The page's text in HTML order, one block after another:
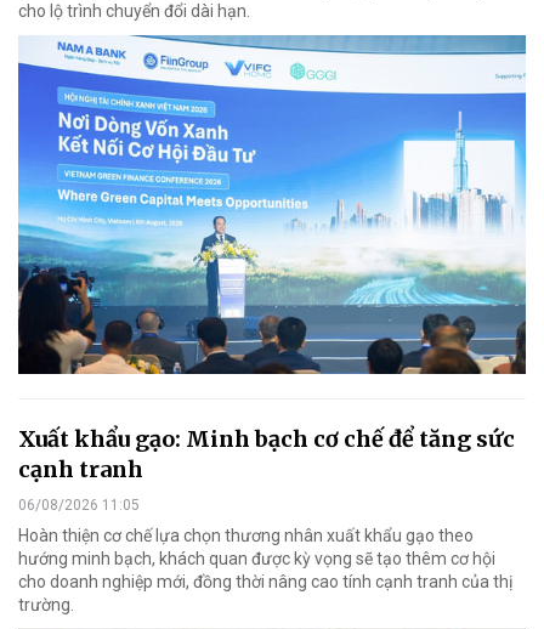
cho lộ trình chuyển đổi dài hạn.
Xuất khẩu gạo: Minh bạch cơ chế để tăng sức
cạnh tranh
06/08/2026 11:05
Hoàn thiện cơ chế lựa chọn thương nhân xuất khẩu gạo theo
hướng minh bạch, khách quan được kỳ vọng sẽ tạo thêm cơ hội
cho doanh nghiệp mới, đồng thời nâng cao tính cạnh tranh của thị
trường.